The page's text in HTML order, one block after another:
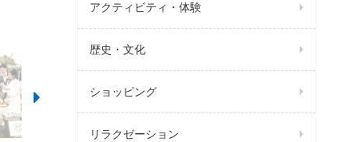
のま
気ス
ーが
アクティビティ・体験
歴史・文化
ショッピング
リラクゼーション